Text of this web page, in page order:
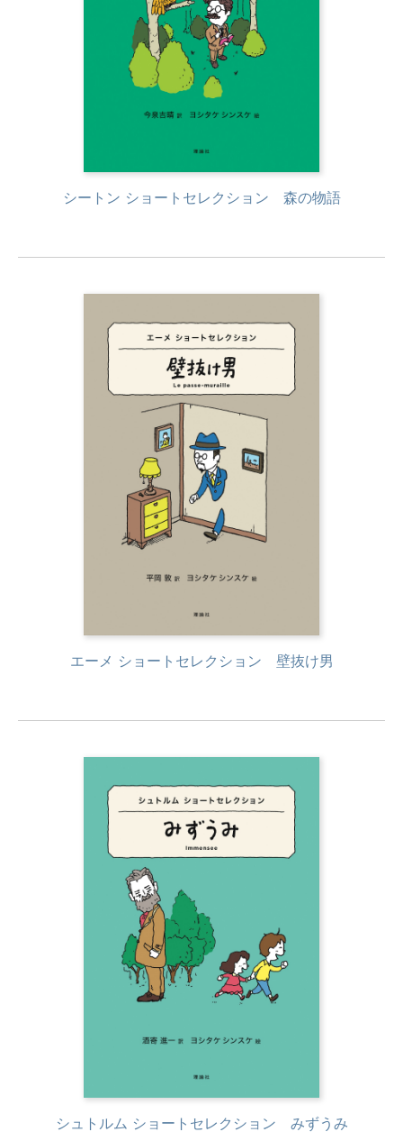
シートン ショートセレクション 森の物語
エーメ ショートセレクション 壁抜け男
シュトルム ショートセレクション みずうみ